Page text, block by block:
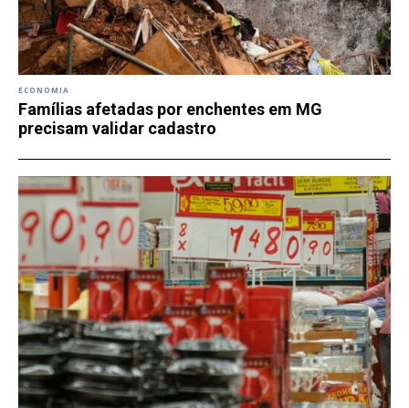
ECONOMIA
Famílias afetadas por enchentes em MG
precisam validar cadastro